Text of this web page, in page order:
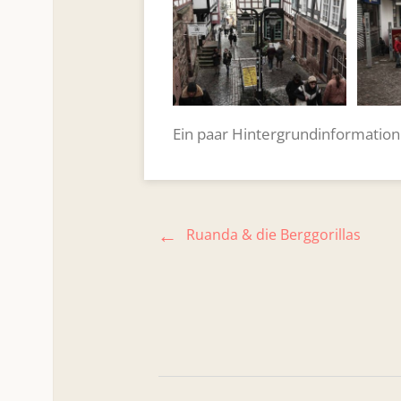
Ein paar
Ruanda & die Berggorillas